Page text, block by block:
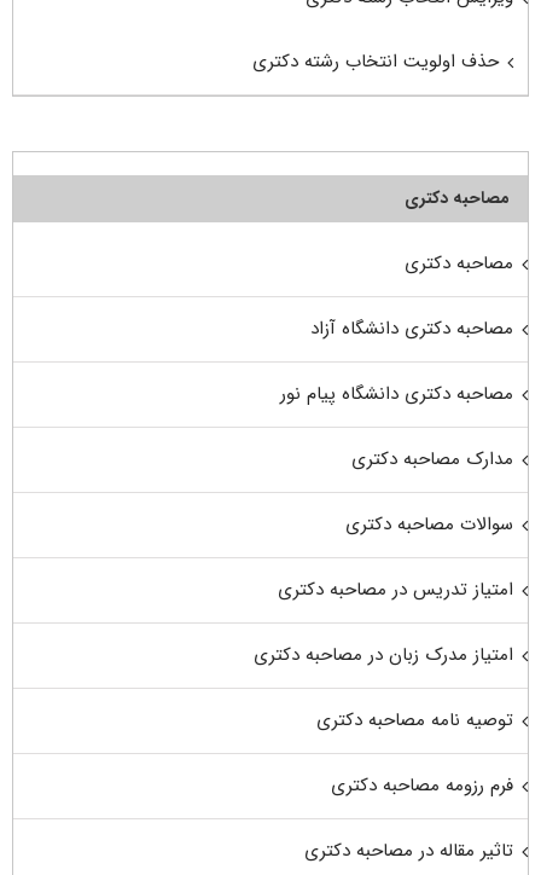
حذف اولویت انتخاب رشته دکتری
مصاحبه دکتری
مصاحبه دکتری
مصاحبه دکتری دانشگاه آزاد
مصاحبه دکتری دانشگاه پیام نور
مدارک مصاحبه دکتری
سوالات مصاحبه دکتری
امتیاز تدریس در مصاحبه دکتری
امتیاز مدرک زبان در مصاحبه دکتری
توصیه نامه مصاحبه دکتری
فرم رزومه مصاحبه دکتری
تاثیر مقاله در مصاحبه دکتری